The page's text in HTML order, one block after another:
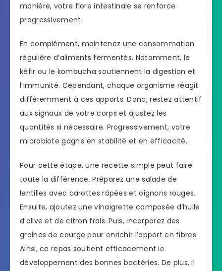
manière, votre flore intestinale se renforce
progressivement.
En complément, maintenez une consommation
régulière d’aliments fermentés. Notamment, le
kéfir ou le kombucha soutiennent la digestion et
l’immunité. Cependant, chaque organisme réagit
différemment à ces apports. Donc, restez attentif
aux signaux de votre corps et ajustez les
quantités si nécessaire. Progressivement, votre
microbiote gagne en stabilité et en efficacité.
Pour cette étape, une recette simple peut faire
toute la différence. Préparez une salade de
lentilles avec carottes râpées et oignons rouges.
Ensuite, ajoutez une vinaigrette composée d’huile
d’olive et de citron frais. Puis, incorporez des
graines de courge pour enrichir l’apport en fibres.
Ainsi, ce repas soutient efficacement le
développement des bonnes bactéries. De plus, il